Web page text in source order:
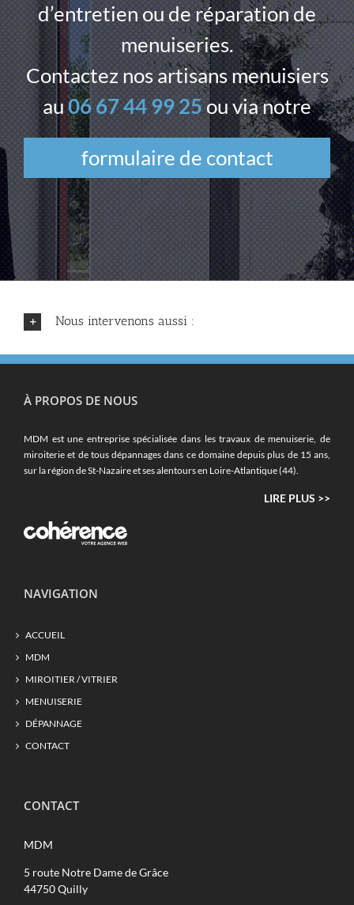
d’entretien ou de réparation de
menuiseries.
Contactez nos artisans menuisiers
au06 67 44 99 25ou via notre
formulaire de contact
Nous intervenons aussi :
À PROPOS DE NOUS
MDM est une entreprise spécialisée dans les travaux de menuiserie, de
miroiterie et de tous dépannages dans ce domaine depuis plus de 15 ans,
sur la région de St-Nazaire et ses alentours en Loire-Atlantique (44).
LIRE PLUS >>
NAVIGATION
ACCUEIL
MDM
MIROITIER / VITRIER
MENUISERIE
DÉPANNAGE
CONTACT
CONTACT
MDM
5 route Notre Dame de Grâce
44750 Quilly